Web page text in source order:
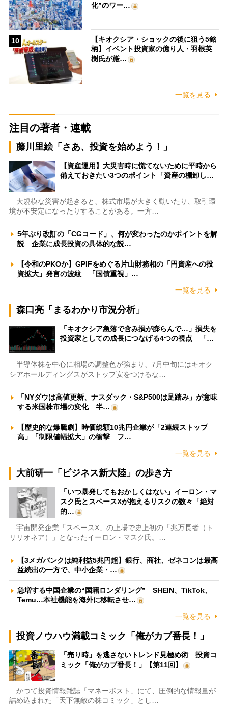
化”のワー…
10
【キオクシア・ショックの後に狙う5銘
柄】イベント投資家の億り人・羽根英
樹氏が厳…
一覧を見る
注目の著者・連載
藤川里絵「さあ、投資を始めよう！」
【資産運用】大災害時に慌てないために平時から
備えておきたい3つのポイント「資産の棚卸し…
大規模な災害が起きると、株式市場が大きく動いたり、取引環
境が不安定になったりすることがある。一方…
5年ぶり改訂の「CGコード」、何が変わったのかポイントを解
説 企業に成長投資の具体的な説…
【令和のPKOか】GPIFをめぐる片山財務相の「円資産への投
資拡大」発言の波紋 「国債重視」…
一覧を見る
森口亮「まるわかり市況分析」
「キオクシア急落で含み損が膨らんで…」損失を
投資家としての成長につなげる4つの視点 「…
半導体株を中心に相場の調整色が強まり、7月中旬にはキオク
シアホールディングスがストップ安をつけるな…
「NYダウは高値更新、ナスダック・S&P500は足踏み」が意味
する米国株市場の変化 半…
【歴史的な爆騰劇】時価総額10兆円企業が「2連続ストップ
高」「制限値幅拡大」の衝撃 フ…
一覧を見る
大前研一「ビジネス新大陸」の歩き方
「いつ暴発してもおかしくはない」イーロン・マ
スク氏とスペースXが抱えるリスクの数々「絶対
的…
宇宙開発企業「スペースX」の上場で史上初の「兆万長者（ト
リリオネア）」となったイーロン・マスク氏。…
【3メガバンクは純利益5兆円超】銀行、商社、ゼネコンは最高
益続出の一方で、中小企業・…
急増する中国企業の“国籍ロンダリング” SHEIN、TikTok、
Temu…本社機能を海外に移転させ…
一覧を見る
投資ノウハウ満載コミック「俺がカブ番長！」
「売り時」を逃さないトレンド見極め術 投資コ
ミック「俺がカブ番長！」【第11回】
かつて投資情報雑誌「マネーポスト」にて、圧倒的な情報量が
詰め込まれた「天下無敵の株コミック」とし…